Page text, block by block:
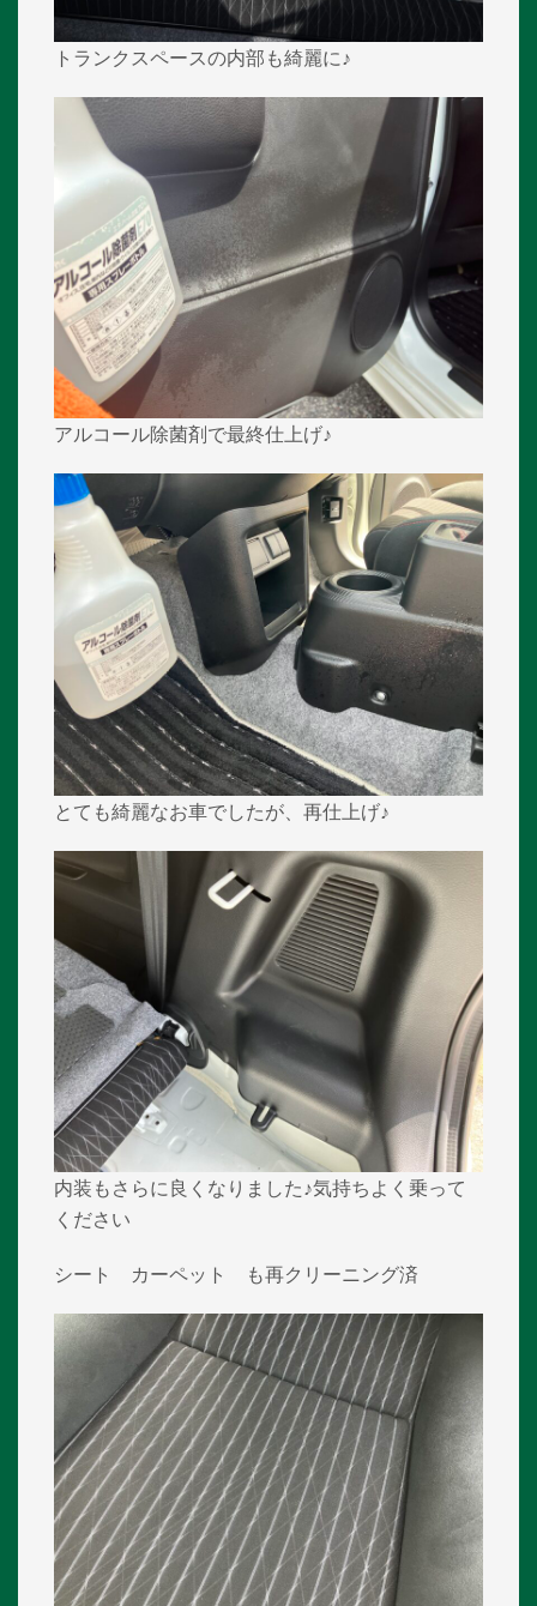
トランクスペースの内部も綺麗に♪
アルコール除菌剤で最終仕上げ♪
とても綺麗なお車でしたが、再仕上げ♪
内装もさらに良くなりました♪気持ちよく乗って
ください
シート カーペット も再クリーニング済